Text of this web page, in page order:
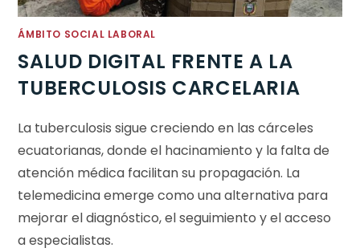
ÁMBITO SOCIAL LABORAL
SALUD DIGITAL FRENTE A LA
TUBERCULOSIS CARCELARIA
La tuberculosis sigue creciendo en las cárceles
ecuatorianas, donde el hacinamiento y la falta de
atención médica facilitan su propagación. La
telemedicina emerge como una alternativa para
mejorar el diagnóstico, el seguimiento y el acceso
a especialistas.